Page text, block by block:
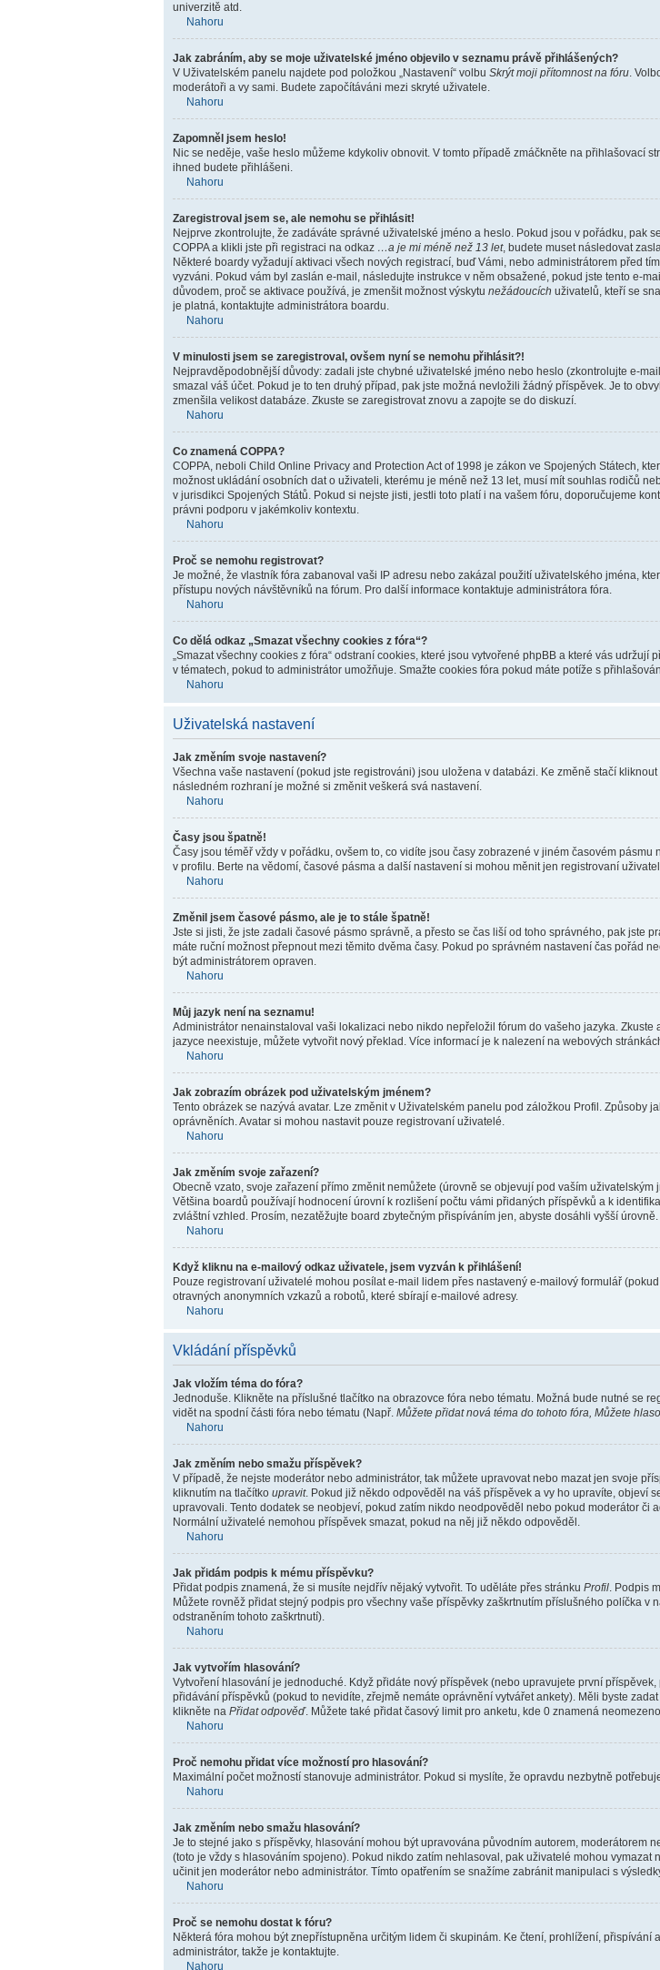
univerzitě atd.
Nahoru
Jak zabráním, aby se moje uživatelské jméno objevilo v seznamu právě přihlášených?
V Uživatelském panelu najdete pod položkou „Nastavení“ volbu Skrýt moji přítomnost na fóru.
moderátoři a vy sami. Budete započítáváni mezi skryté uživatele.
Nahoru
Zapomněl jsem heslo!
Nic se neděje, vaše heslo můžeme kdykoliv obnovit. V tomto případě zmáčkněte na přihlašovací
ihned budete přihlášeni.
Nahoru
Zaregistroval jsem se, ale nemohu se přihlásit!
Nejprve zkontrolujte, že zadáváte správné uživatelské jméno a heslo. Pokud jsou v pořádku,
COPPA a klikli jste při registraci na odkaz …a je mi méně než 13 let, budete muset následovat
Některé boardy vyžadují aktivaci všech nových registrací, buď Vámi, nebo administrátorem před
vyzváni. Pokud vám byl zaslán e-mail, následujte instrukce v něm obsažené, pokud jste tento e-
důvodem, proč se aktivace používá, je zmenšit možnost výskytu nežádoucích uživatelů, kteří se
je platná, kontaktujte administrátora boardu.
Nahoru
V minulosti jsem se zaregistroval, ovšem nyní se nemohu přihlásit?!
Nejpravděpodobnější důvody: zadali jste chybné uživatelské jméno nebo heslo (zkontrolujte e-
smazal váš účet. Pokud je to ten druhý případ, pak jste možná nevložili žádný příspěvek. Je to
zmenšila velikost databáze. Zkuste se zaregistrovat znovu a zapojte se do diskuzí.
Nahoru
Co znamená COPPA?
COPPA, neboli Child Online Privacy and Protection Act of 1998 je zákon ve Spojených Státech,
možnost ukládání osobních dat o uživateli, kterému je méně než 13 let, musí mít souhlas rodičů
v jurisdikci Spojených Států. Pokud si nejste jisti, jestli toto platí i na vašem fóru, doporučujeme
právni podporu v jakémkoliv kontextu.
Nahoru
Proč se nemohu registrovat?
Je možné, že vlastník fóra zabanoval vaši IP adresu nebo zakázal použití uživatelského jména,
přístupu nových návštěvníků na fórum. Pro další informace kontaktuje administrátora fóra.
Nahoru
Co dělá odkaz „Smazat všechny cookies z fóra“?
„Smazat všechny cookies z fóra“ odstraní cookies, které jsou vytvořené phpBB a které vás
v tématech, pokud to administrátor umožňuje. Smažte cookies fóra pokud máte potíže s
Nahoru
Uživatelská nastavení
Jak změním svoje nastavení?
Všechna vaše nastavení (pokud jste registrováni) jsou uložena v databázi. Ke změně stačí
následném rozhraní je možné si změnit veškerá svá nastavení.
Nahoru
Časy jsou špatně!
Časy jsou téměř vždy v pořádku, ovšem to, co vidíte jsou časy zobrazené v jiném časovém
v profilu. Berte na vědomí, časové pásma a další nastavení si mohou měnit jen registrovaní
Nahoru
Změnil jsem časové pásmo, ale je to stále špatně!
Jste si jisti, že jste zadali časové pásmo správně, a přesto se čas liší od toho správného, pak jste
máte ruční možnost přepnout mezi těmito dvěma časy. Pokud po správném nastavení čas pořád
být administrátorem opraven.
Nahoru
Můj jazyk není na seznamu!
Administrátor nenainstaloval vaši lokalizaci nebo nikdo nepřeložil fórum do vašeho jazyka.
jazyce neexistuje, můžete vytvořit nový překlad. Více informací je k nalezení na webových
Nahoru
Jak zobrazím obrázek pod uživatelským jménem?
Tento obrázek se nazývá avatar. Lze změnit v Uživatelském panelu pod záložkou Profil. Způsoby
oprávněních. Avatar si mohou nastavit pouze registrovaní uživatelé.
Nahoru
Jak změním svoje zařazení?
Obecně vzato, svoje zařazení přímo změnit nemůžete (úrovně se objevují pod vaším
Většina boardů používají hodnocení úrovní k rozlišení počtu vámi přidaných příspěvků a k
zvláštní vzhled. Prosím, nezatěžujte board zbytečným přispíváním jen, abyste dosáhli vyšší
Nahoru
Když kliknu na e-mailový odkaz uživatele, jsem vyzván k přihlášení!
Pouze registrovaní uživatelé mohou posílat e-mail lidem přes nastavený e-mailový formulář
otravných anonymních vzkazů a robotů, které sbírají e-mailové adresy.
Nahoru
Vkládání příspěvků
Jak vložím téma do fóra?
Jednoduše. Klikněte na příslušné tlačítko na obrazovce fóra nebo tématu. Možná bude nutné se
vidět na spodní části fóra nebo tématu (Např. Můžete přidat nová téma do tohoto fóra, Můžete
Nahoru
Jak změním nebo smažu příspěvek?
V případě, že nejste moderátor nebo administrátor, tak můžete upravovat nebo mazat jen svoje
kliknutím na tlačítko upravit. Pokud již někdo odpověděl na váš příspěvek a vy ho upravíte, objeví
upravovali. Tento dodatek se neobjeví, pokud zatím nikdo neodpověděl nebo pokud moderátor
Normální uživatelé nemohou příspěvek smazat, pokud na něj již někdo odpověděl.
Nahoru
Jak přidám podpis k mému příspěvku?
Přidat podpis znamená, že si musíte nejdřív nějaký vytvořit. To uděláte přes stránku Profil. Podpis
Můžete rovněž přidat stejný podpis pro všechny vaše příspěvky zaškrtnutím příslušného políčka
odstraněním tohoto zaškrtnutí).
Nahoru
Jak vytvořím hlasování?
Vytvoření hlasování je jednoduché. Když přidáte nový příspěvek (nebo upravujete první
přidávání příspěvků (pokud to nevidíte, zřejmě nemáte oprávnění vytvářet ankety). Měli byste
klikněte na Přidat odpověď. Můžete také přidat časový limit pro anketu, kde 0 znamená
Nahoru
Proč nemohu přidat více možností pro hlasování?
Maximální počet možností stanovuje administrátor. Pokud si myslíte, že opravdu nezbytně
Nahoru
Jak změním nebo smažu hlasování?
Je to stejné jako s příspěvky, hlasování mohou být upravována původním autorem, moderátorem
(toto je vždy s hlasováním spojeno). Pokud nikdo zatím nehlasoval, pak uživatelé mohou
učinit jen moderátor nebo administrátor. Tímto opatřením se snažíme zabránit manipulaci s
Nahoru
Proč se nemohu dostat k fóru?
Některá fóra mohou být znepřístupněna určitým lidem či skupinám. Ke čtení, prohlížení,
administrátor, takže je kontaktujte.
Nahoru